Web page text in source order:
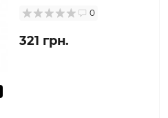
0
321 грн.